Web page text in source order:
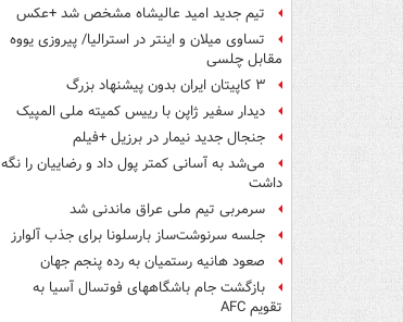
تیم جدید امید عالیشاه مشخص شد +عکس
تساوی میلان و اینتر در استرالیا/ پیروزی یووه
مقابل چلسی
۳ کاپیتان ایران بدون پیشنهاد بزرگ
دیدار سفیر ژاپن با رییس کمیته ملی المپیک
جنجال جدید نیمار در برزیل +فیلم
می‌شد به آسانی کمتر پول داد و رضاییان را نگه
داشت
سرمربی تیم ملی عراق ماندنی شد
جلسه سرنوشت‌ساز بارسلونا برای جذب آلوارز
صعود هانیه رستمیان به رده پنجم جهان
بازگشت جام باشگاههای فوتسال آسیا به
تقویم AFC